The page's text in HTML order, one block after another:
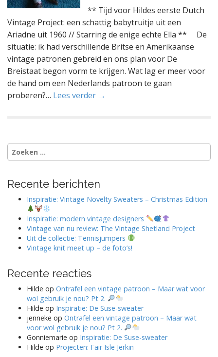
** Tijd voor Hildes eerste Dutch
Vintage Project: een schattig babytruitje uit een
Ariadne uit 1960 // Starring de enige echte Ella ** De
situatie: ik had verschillende Britse en Amerikaanse
vintage patronen gebreid en ons plan voor De
Breistaat begon vorm te krijgen. Wat lag er meer voor
de hand om een Nederlands patroon te gaan
proberen?… Lees verder →
Zoeken
naar:
Recente berichten
Inspiratie: Vintage Novelty Sweaters – Christmas Edition
Inspiratie: modern vintage designers
Vintage van nu review: The Vintage Shetland Project
Uit de collectie: Tennisjumpers
Vintage knit meet up – de foto’s!
Recente reacties
Hilde op Ontrafel een vintage patroon – Maar wat voor
wol gebruik je nou? Pt 2.
Hilde op Inspiratie: De Suse-sweater
jenneke op Ontrafel een vintage patroon – Maar wat
voor wol gebruik je nou? Pt 2.
Gonniemarie op Inspiratie: De Suse-sweater
Hilde op Projecten: Fair Isle Jerkin